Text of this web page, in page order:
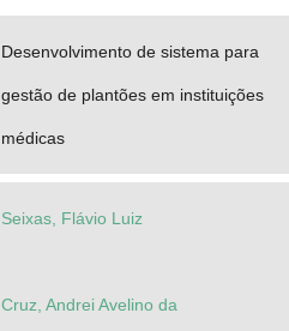
Desenvolvimento de sistema para
gestão de plantões em instituições
médicas
Seixas, Flávio Luiz
Cruz, Andrei Avelino da